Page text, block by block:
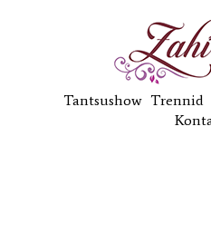
Tantsushow Trennid